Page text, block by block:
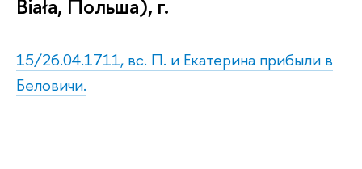
Biała, Польша), г.
15/26.04.1711, вс. П. и Екатерина прибыли в
Беловичи.